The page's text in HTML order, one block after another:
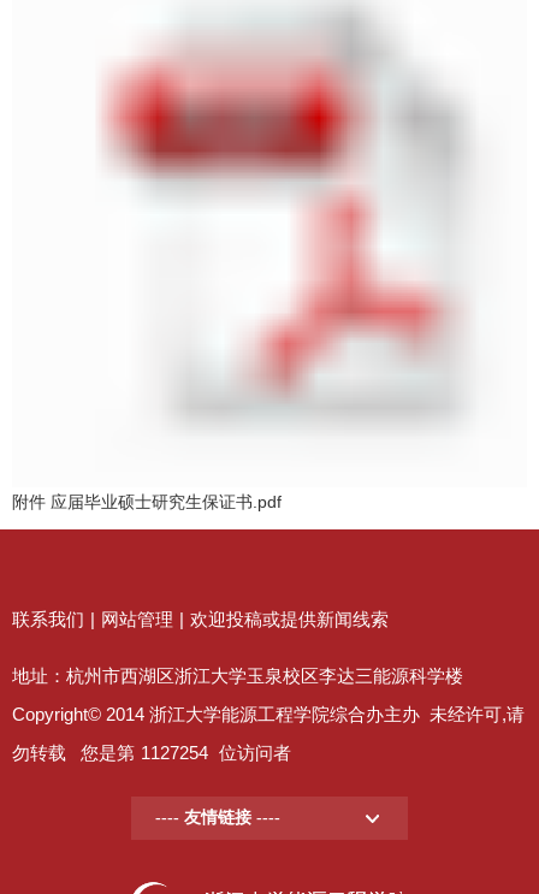
附件 应届毕业硕士研究生保证书.pdf
联系我们 网站管理 欢迎投稿或提供新闻线索
地址：杭州市西湖区浙江大学玉泉校区李达三能源科学楼
Copyright© 2014 浙江大学能源工程学院综合办主办 未经许可,请
勿转载 您是第 1127254 位访问者
---- 友情链接 ----